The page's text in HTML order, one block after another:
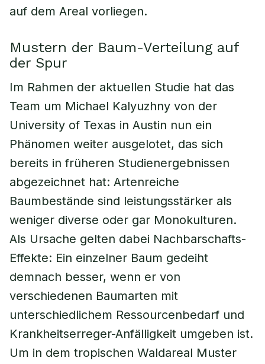
auf dem Areal vorliegen.
Mustern der Baum-Verteilung auf
der Spur
Im Rahmen der aktuellen Studie hat das
Team um Michael Kalyuzhny von der
University of Texas in Austin nun ein
Phänomen weiter ausgelotet, das sich
bereits in früheren Studienergebnissen
abgezeichnet hat: Artenreiche
Baumbestände sind leistungsstärker als
weniger diverse oder gar Monokulturen.
Als Ursache gelten dabei Nachbarschafts-
Effekte: Ein einzelner Baum gedeiht
demnach besser, wenn er von
verschiedenen Baumarten mit
unterschiedlichem Ressourcenbedarf und
Krankheitserreger-Anfälligkeit umgeben ist.
Um in dem tropischen Waldareal Muster